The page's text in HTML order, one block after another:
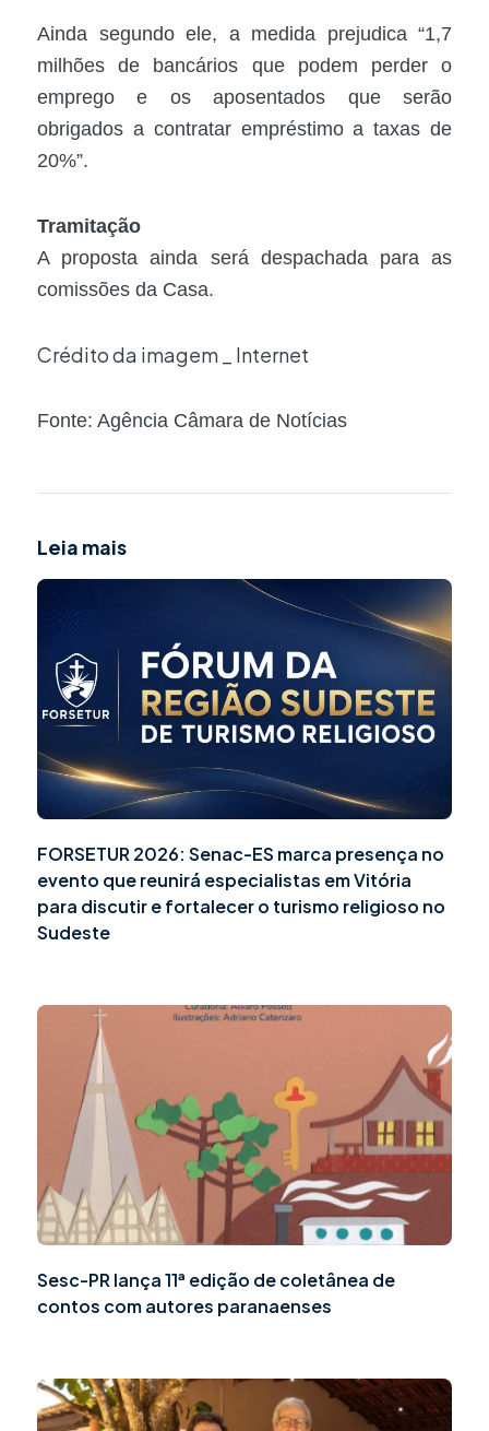
Ainda segundo ele, a medida prejudica “1,7
milhões de bancários que podem perder o
emprego e os aposentados que serão
obrigados a contratar empréstimo a taxas de
20%”.
Tramitação
A proposta ainda será despachada para as
comissões da Casa.
Crédito da imagem _ Internet
Fonte: Agência Câmara de Notícias
Leia mais
FORSETUR 2026: Senac-ES marca presença no
evento que reunirá especialistas em Vitória
para discutir e fortalecer o turismo religioso no
Sudeste
Sesc-PR lança 11ª edição de coletânea de
contos com autores paranaenses